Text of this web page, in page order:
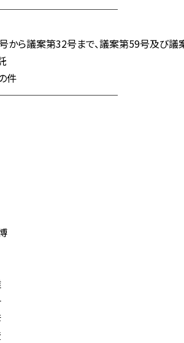
ら議案第32号まで、議案第59号及び議
件